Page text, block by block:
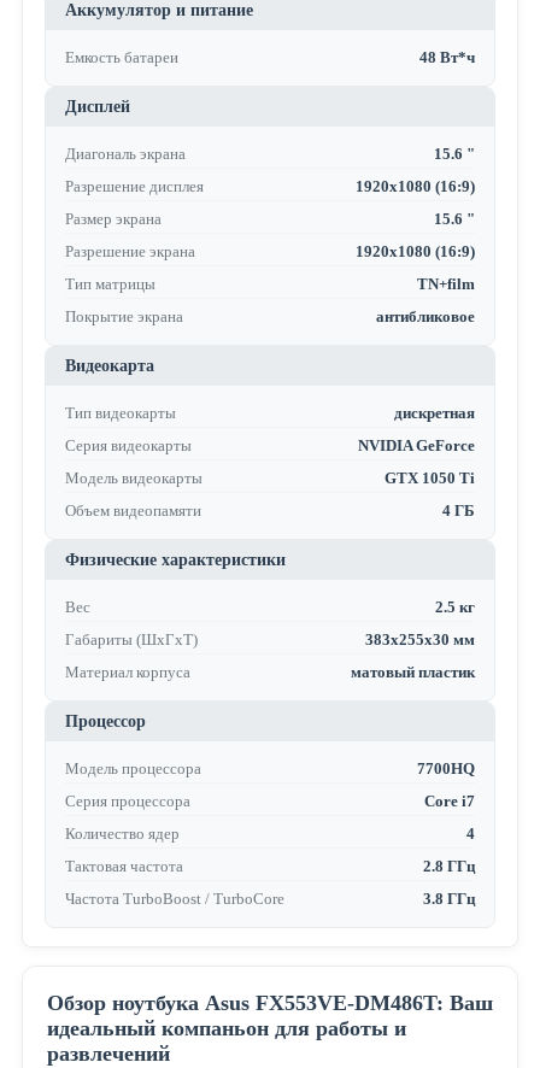
Аккумулятор и питание
Емкость батареи 48 Вт*ч
Дисплей
Диагональ экрана
15.6 "
Разрешение дисплея
1920x1080 (16:9)
Размер экрана
15.6 "
Разрешение экрана
1920x1080 (16:9)
Тип матрицы
TN+film
Покрытие экрана
антибликовое
Видеокарта
Тип видеокарты
дискретная
Серия видеокарты
NVIDIA GeForce
Модель видеокарты
GTX 1050 Ti
Объем видеопамяти
4 ГБ
Физические характеристики
Вес
2.5 кг
Габариты (ШхГхТ)
383x255x30 мм
Материал корпуса
матовый пластик
Процессор
Модель процессора
7700HQ
Серия процессора
Core i7
Количество ядер
4
Тактовая частота
2.8 ГГц
Частота TurboBoost / TurboCore
3.8 ГГц
Обзор ноутбука Asus FX553VE-DM486T: Ваш
идеальный компаньон для работы и
развлечений